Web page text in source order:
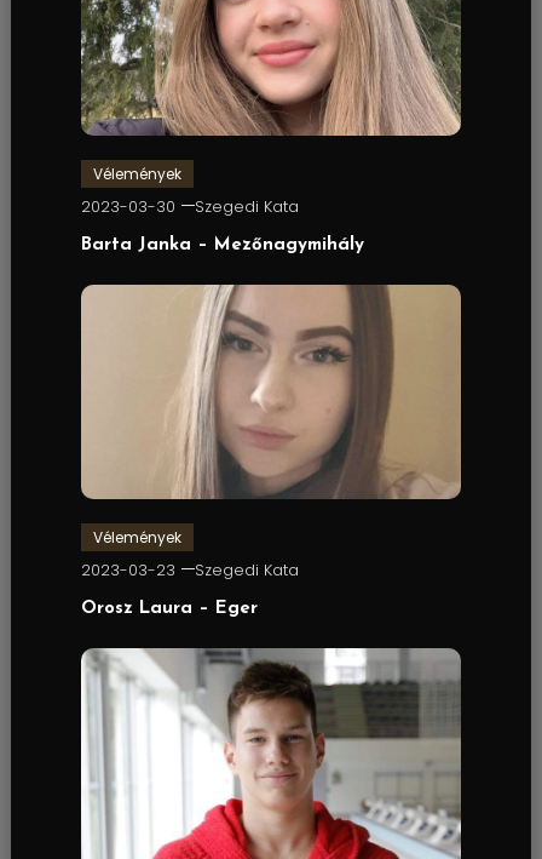
Vélemények
2023-03-30 Szegedi Kata
Barta Janka – Mezőnagymihály
Vélemények
2023-03-23 Szegedi Kata
Orosz Laura – Eger